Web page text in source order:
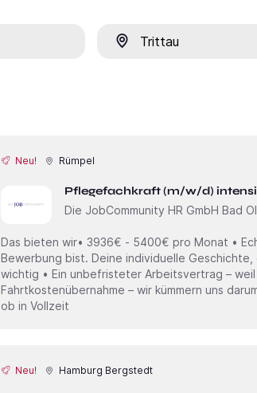
Neu! Rümpel
Pflegefachkraft (m/w/d)
Die JobCommunity HR GmbH Bad
Das bieten wir• 3936€ - 5400€ pro Monat •
Bewerbung bist. Deine individuelle
wichtig • Ein unbefristeter Arbeitsvertrag –
Fahrtkostenübernahme – wir kümmern uns
ob in Vollzeit
Neu! Hamburg Bergstedt